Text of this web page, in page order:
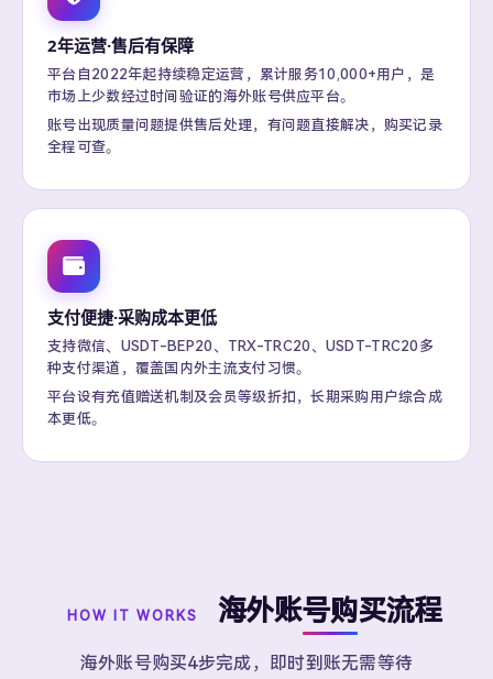
2年运营·售后有保障
平台自2022年起持续稳定运营，累计服务10,000+用户，是
市场上少数经过时间验证的海外账号供应平台。
账号出现质量问题提供售后处理，有问题直接解决，购买记录
全程可查。
支付便捷·采购成本更低
支持微信、USDT-BEP20、TRX-TRC20、USDT-TRC20多
种支付渠道，覆盖国内外主流支付习惯。
平台设有充值赠送机制及会员等级折扣，长期采购用户综合成
本更低。
HOW IT WORKS 海外账号购买流程
海外账号购买4步完成，即时到账无需等待